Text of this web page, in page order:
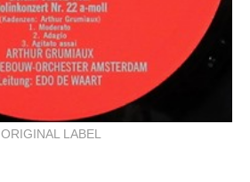
ORIGINAL LABEL